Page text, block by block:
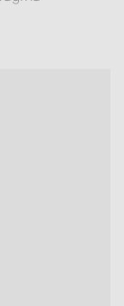
door te
Tuindesign
met dit